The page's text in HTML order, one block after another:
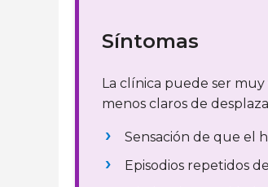
Síntomas
La clínica puede ser
menos claros de
Sensación de que el
Episodios repetidos